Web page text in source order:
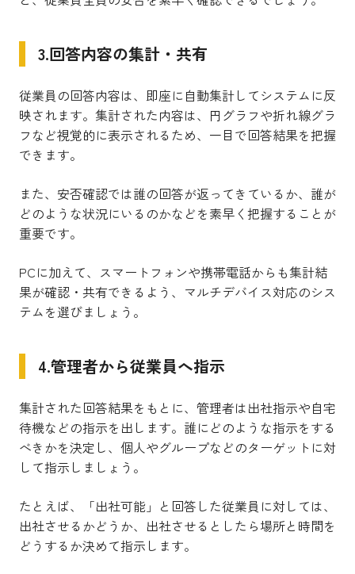
3.回答内容の集計・共有
従業員の回答内容は、即座に自動集計してシステムに反
映されます。集計された内容は、円グラフや折れ線グラ
フなど視覚的に表示されるため、一目で回答結果を把握
できます。
また、安否確認では誰の回答が返ってきているか、誰が
どのような状況にいるのかなどを素早く把握することが
重要です。
PCに加えて、スマートフォンや携帯電話からも集計結
果が確認・共有できるよう、マルチデバイス対応のシス
テムを選びましょう。
4.管理者から従業員へ指示
集計された回答結果をもとに、管理者は出社指示や自宅
待機などの指示を出します。誰にどのような指示をする
べきかを決定し、個人やグループなどのターゲットに対
して指示しましょう。
たとえば、「出社可能」と回答した従業員に対しては、
出社させるかどうか、出社させるとしたら場所と時間を
どうするか決めて指示します。